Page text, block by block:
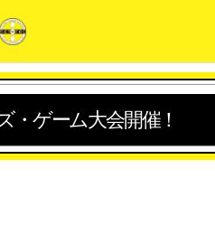
・ゲーム大会開催！